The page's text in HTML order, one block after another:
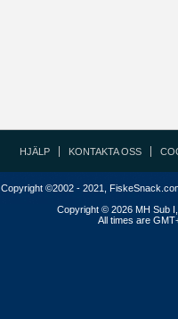
HJÄLP KONTAKTA OSS
Copyright ©2002 - 2021,
Copyright © 2026 MH Sub
All times are